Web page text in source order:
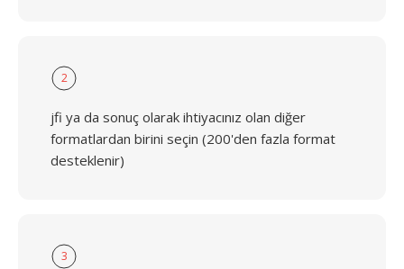
2
jfi ya da sonuç olarak ihtiyacınız olan diğer
formatlardan birini seçin (200'den fazla format
desteklenir)
3